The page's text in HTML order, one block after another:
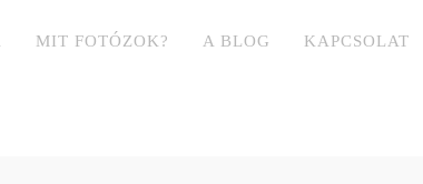
MIT FOTÓZOK? A BLOG KAPCSOLAT